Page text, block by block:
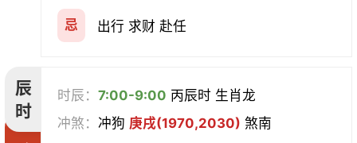
忌 出行 求财 赴任
辰
时
时辰：7:00-9:00 丙辰时 生肖龙
冲煞：冲狗 庚戌(1970,2030) 煞南